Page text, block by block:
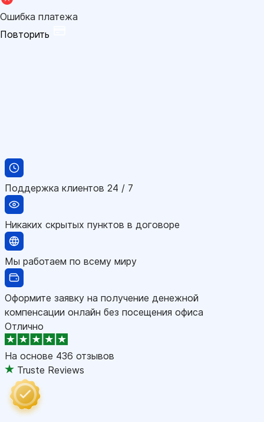
Ошибка платежа
Повторить
Поддержка клиентов 24 / 7
Никаких скрытых пунктов в договоре
Мы работаем по всему миру
Оформите заявку на получение денежной
компенсации онлайн без посещения офиса
Отлично
На основе 436 отзывов
Truste Reviews